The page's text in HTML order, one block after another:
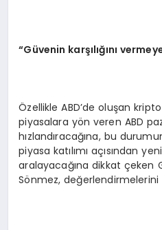
“Güvenin karşılığını
Özellikle ABD’de oluşan
piyasalara yön veren ABD
hızlandıracağına, bu
piyasa katılımı açısından
aralayacağına dikkat çeken
Sönmez, değerlendirmelerini